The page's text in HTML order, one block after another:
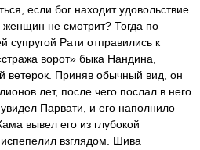
если бог находит удовольствие
не смотрит? Тогда по
супругой Рати отправились к
ворот» быка Нандина,
ветерок. Приняв обычный вид, он
лет, после чего послал в него
Парвати, и его наполнило
вывел его из глубокой
взглядом. Шива